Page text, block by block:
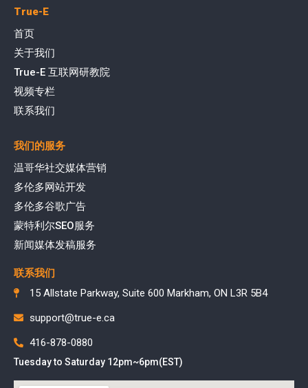
True-E
首页
关于我们
True-E 互联网研教院
视频专栏
联系我们
我们的服务
温哥华社交媒体营销
多伦多网站开发
多伦多谷歌广告
蒙特利尔SEO服务
新闻媒体发稿服务
联系我们
15 Allstate Parkway, Suite 600 Markham, ON L3R 5B4
support@true-e.ca
416-878-0880
Tuesday to Saturday 12pm~6pm(EST)